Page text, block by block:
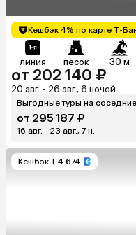
Кешбэк 4% по карте Т-
линия песок 30 м
от 202 140 ₽
20 авг. - 26 авг., 6 ночей
Выгодные туры на
от 295 187 ₽
16 авг. - 23 авг., 7 н.
Кешбэк + 4 674